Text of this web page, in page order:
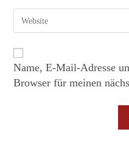
Name, E-Mail-Adresse
Browser für meinen